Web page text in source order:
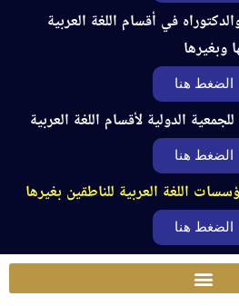
في أقسام اللغة العربية
وبغيرها
الضغط هنا
للجمعية الدولية لأقسام اللغة العربية
الضغط هنا
اللغة العربية للناطقين بغيرها
الضغط هنا